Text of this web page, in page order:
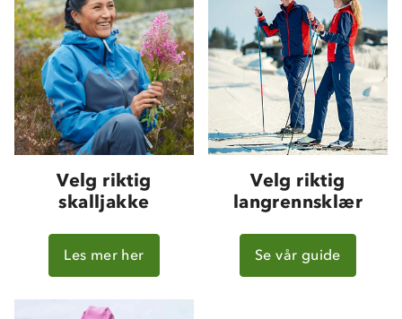
Velg riktig
skalljakke
Les mer her
Velg riktig
langrennsklær
Se vår guide